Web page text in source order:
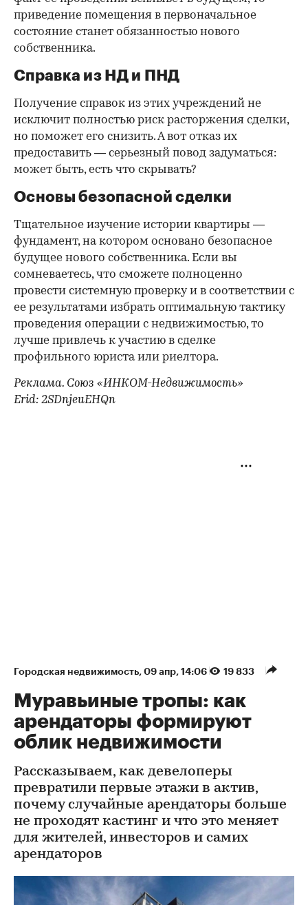
приведение помещения в первоначальное
состояние станет обязанностью нового
собственника.
Справка из НД и ПНД
Получение справок из этих учреждений не
исключит полностью риск расторжения сделки,
но поможет его снизить. А вот отказ их
предоставить — серьезный повод задуматься:
может быть, есть что скрывать?
Основы безопасной сделки
Тщательное изучение истории квартиры —
фундамент, на котором основано безопасное
будущее нового собственника. Если вы
сомневаетесь, что сможете полноценно
провести системную проверку и в соответствии с
ее результатами избрать оптимальную тактику
проведения операции с недвижимостью, то
лучше привлечь к участию в сделке
профильного юриста или риелтора.
Реклама. Союз «ИНКОМ-Недвижимость»
Erid: 2SDnjeuEHQn
Городская недвижимость 09 апр, 14:06 19 833
Муравьиные тропы: как
арендаторы формируют
облик недвижимости
Рассказываем, как девелоперы
превратили первые этажи в актив,
почему случайные арендаторы больше
не проходят кастинг и что это меняет
для жителей, инвесторов и самих
арендаторов